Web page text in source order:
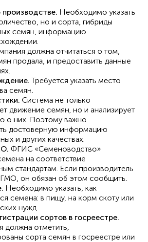
Необходимо указать
но и сорта, гибриды
семян, информацию
должна отчитаться о том,
продала, и предоставить данные
Требуется указать место
семян.
Система не только
движение семян, но и анализирует
о них. Поэтому важно
достоверную информацию
и других качествах.
ФГИС «Семеноводство»
на соответствие
стандартам. Если производитель
он обязан об этом сообщить.
Необходимо указать, как
семена: в пищу, на корм скоту или
нужд.
сортов в госреестре.
должна отметить,
сорта семян в госреестре или